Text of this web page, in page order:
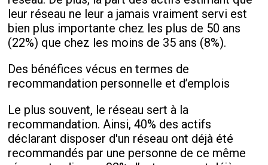
leur réseau ne leur a jamais vraiment servi est
bien plus importante chez les plus de 50 ans
(22%) que chez les moins de 35 ans (8%).
Des bénéfices vécus en termes de
recommandation personnelle et d’emplois
Le plus souvent, le réseau sert à la
recommandation. Ainsi, 40% des actifs
déclarant disposer d'un réseau ont déjà été
recommandés par une personne de ce même